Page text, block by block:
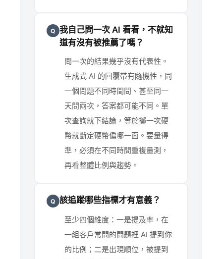
Q 我自己問一次 AI 看看，不就知
道有沒有被推薦了嗎？
問一次的結果幾乎沒有代表性。
生成式 AI 的回覆帶有隨機性，同
一個問題不同時間問、甚至同一
天問兩次，答案都可能不同。單
次查詢就下結論，等於擲一次硬
幣就斷定硬幣偏哪一面。要量得
準，必須在不同時間重複量測，
再看整體比例與趨勢。
Q 該追蹤哪些指標才有意義？
至少四個維度：一是提及率，在
一組客戶常問的問題裡 AI 提到你
的比例；二是出現順位，被提到